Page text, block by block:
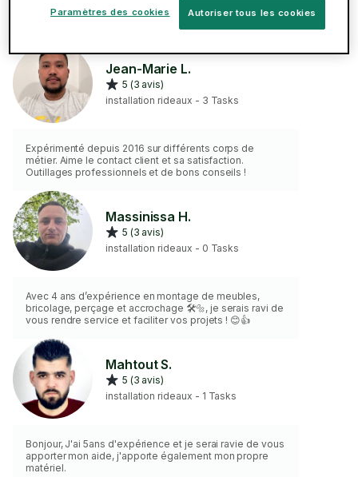
Taskeurs à l'affiche à Clamart
Jean-Marie L.
5 (3 avis)
installation rideaux - 3 Tasks
Expérimenté depuis 2016 sur différents corps de
métier. Aime le contact client et sa satisfaction.
Outillages professionnels et de bons conseils !
Massinissa H.
5 (3 avis)
installation rideaux - 0 Tasks
Avec 4 ans d’expérience en montage de meubles,
bricolage, perçage et accrochage 🛠️🔩, je serais ravi de
vous rendre service et faciliter vos projets ! 😊👍
Mahtout S.
5 (3 avis)
installation rideaux - 1 Tasks
Bonjour, J'ai 5ans d'expérience et je serai ravie de vous
apporter mon aide, j'apporte également mon propre
matériel.
Autoriser tous les cookies
Paramètres des cookies